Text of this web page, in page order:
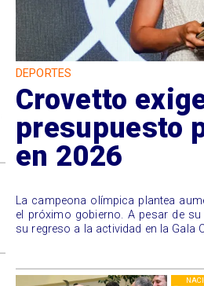
DEPORTES
Crovetto
presupuesto
en 2026
La campeona olímpica plantea
el próximo gobierno. A pesar de
su regreso a la actividad en la Gala